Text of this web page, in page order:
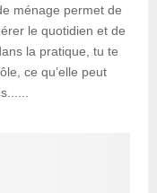
ménage permet de
le quotidien et de
la pratique, tu te
ce qu’elle peut